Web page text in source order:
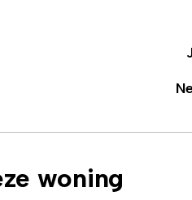
woning